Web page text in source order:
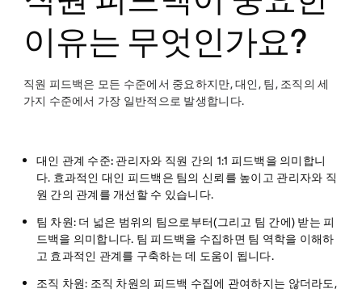
이유는 무엇인가요?
직원 피드백은 모든 수준에서 중요하지만, 대인, 팀, 조직의 세
가지 수준에서 가장 일반적으로 발생합니다.
대인 관계 수준: 관리자와 직원 간의 1:1 피드백을 의미합니
다. 효과적인 대인 피드백은 팀의 신뢰를 높이고 관리자와 직
원 간의 관계를 개선할 수 있습니다.
팀 차원: 더 넓은 범위의 팀으로부터(그리고 팀 간에) 받는 피
드백을 의미합니다. 팀 피드백을 수집하면 팀 역학을 이해하
고 효과적인 관계를 구축하는 데 도움이 됩니다.
조직 차원: 조직 차원의 피드백 수집에 관여하지는 않더라도,